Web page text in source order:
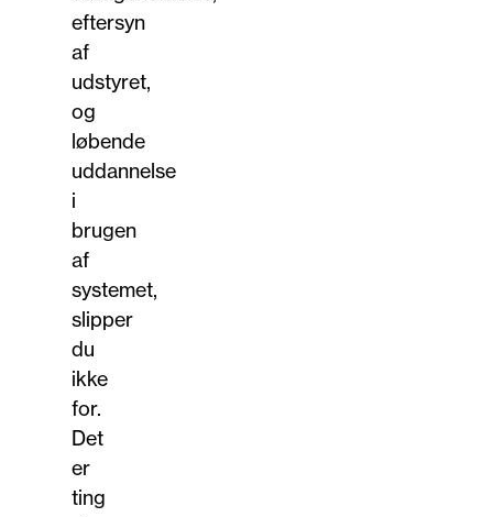
eftersyn
af
udstyret,
og
løbende
uddannelse
i
brugen
af
systemet,
slipper
du
ikke
for.
Det
er
ting